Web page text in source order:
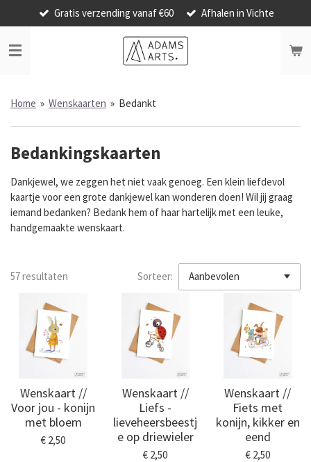
direct
naar
de
Gratis verzending vanaf €60 Afhalen in Vichte
Home » Wenskaarten » Bedankt
Bedankingskaarten
Dankjewel, we zeggen het niet vaak genoeg. Een klein liefdevol
kaartje voor een grote dankjewel kan wonderen doen! Wil jij graag
iemand bedanken? Bedank hem of haar hartelijk met een leuke,
handgemaakte wenskaart.
57 resultaten Sorteer:
Wenskaart //
Voor jou - konijn
met bloem
€ 2,50
Wenskaart //
Liefs -
lieveheersbeestj
e op driewieler
€ 2,50
Wenskaart //
Fiets met
konijn, kikker en
eend
€ 2,50